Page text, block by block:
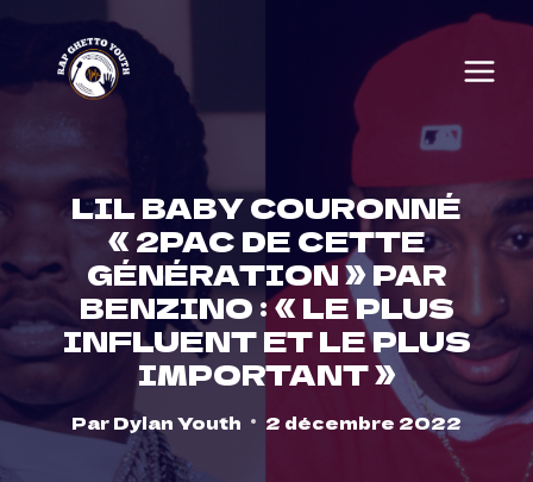
content
LIL BABY COURONNÉ
« 2PAC DE CETTE
GÉNÉRATION » PAR
BENZINO : « LE PLUS
INFLUENT ET LE PLUS
IMPORTANT »
ParDylan Youth 2 décembre 2022